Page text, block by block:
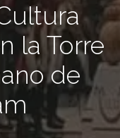
la Torre
de